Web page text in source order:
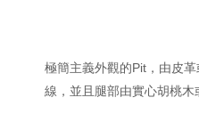
極簡主義外觀的Pit，由皮
線，並且腿部由實心胡桃木